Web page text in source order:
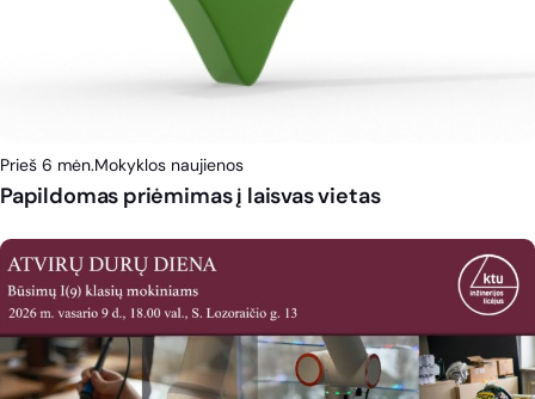
Prieš 6 mėn.Mokyklos naujienos
Papildomas priėmimas į laisvas vietas